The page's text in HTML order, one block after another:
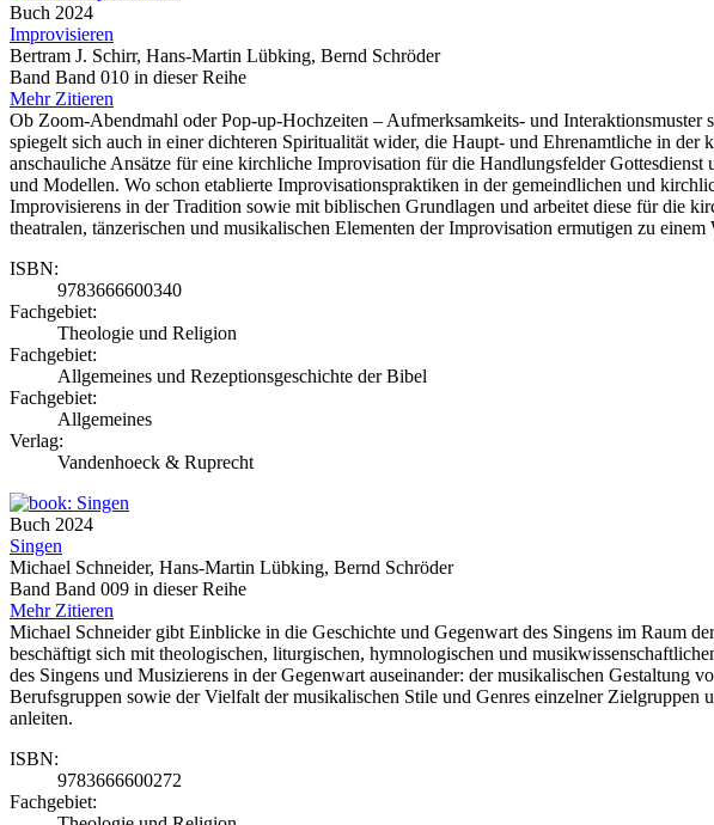
Buch 2024
Improvisieren
Bertram J. Schirr, Hans-Martin Lübking, Bernd Schröder
Band Band 010 in dieser Reihe
Mehr Zitieren
Ob Zoom-Abendmahl oder Pop-up-Hochzeiten – Aufmerksamkeits- und
spiegelt sich auch in einer dichteren Spiritualität wider, die Haupt- und Ehrenamtliche in
anschauliche Ansätze für eine kirchliche Improvisation für die Handlungsfelder
und Modellen. Wo schon etablierte Improvisationspraktiken in der gemeindlichen und
Improvisierens in der Tradition sowie mit biblischen Grundlagen und arbeitet diese für die
theatralen, tänzerischen und musikalischen Elementen der Improvisation ermutigen zu
ISBN:
9783666600340
Fachgebiet:
Theologie und Religion
Fachgebiet:
Allgemeines und Rezeptionsgeschichte der Bibel
Fachgebiet:
Allgemeines
Verlag:
Vandenhoeck & Ruprecht
Buch 2024
Singen
Michael Schneider, Hans-Martin Lübking, Bernd Schröder
Band Band 009 in dieser Reihe
Mehr Zitieren
Michael Schneider gibt Einblicke in die Geschichte und Gegenwart des Singens im Raum
beschäftigt sich mit theologischen, liturgischen, hymnologischen und
des Singens und Musizierens in der Gegenwart auseinander: der musikalischen Gestaltung
Berufsgruppen sowie der Vielfalt der musikalischen Stile und Genres einzelner
anleiten.
ISBN:
9783666600272
Fachgebiet: